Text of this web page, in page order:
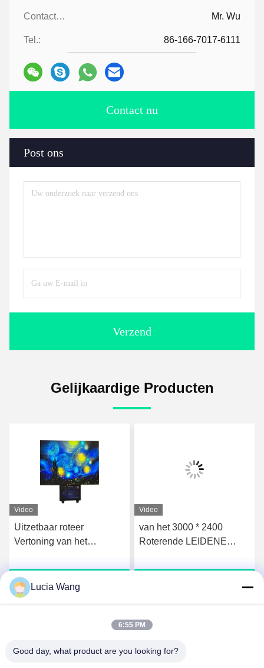
Contacten: Mr. Wu
Tel.: 86-166-7017-6111
Contact nu
Post ons
Verzend
Gelijkaardige Producten
Video
Uitzetbaar roteer
Vertoning van het
2560*1600 de Openlucht
Reclamescherm
Krijg Beste Prijs
Video
van het 3000 * 2400
Roterende LEIDENE
Binnenaluminium
Lucia Wang
6:55 PM
Good day, what product are you looking for?